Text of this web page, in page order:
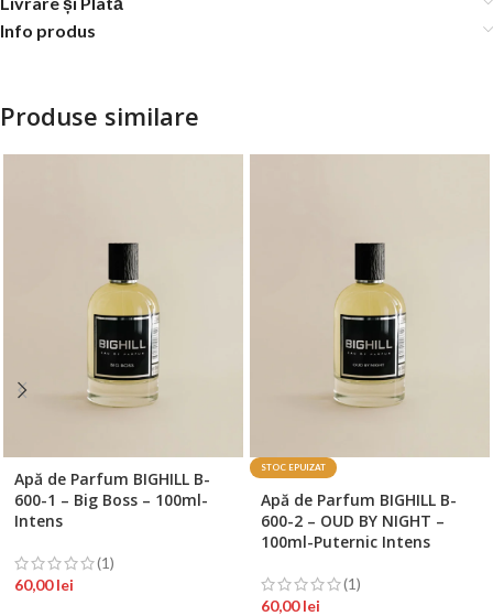
Info produs
Produse similare
Apă de Parfum BIGHILL B-
600-1 – Big Boss – 100ml-
Intens
(1)
60,00lei
STOC EPUIZAT
Apă de Parfum BIGHILL B-
600-2 – OUD BY NIGHT –
100ml-Puternic Intens
(1)
60,00lei